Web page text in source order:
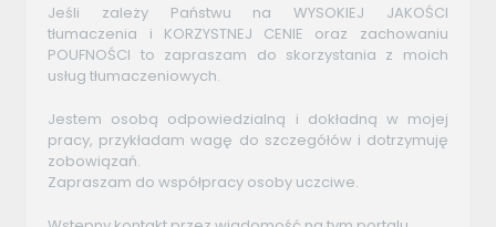
Jeśli zależy Państwu na WYSOKIEJ JAKOŚCI
tłumaczenia i KORZYSTNEJ CENIE oraz zachowaniu
POUFNOŚCI to zapraszam do skorzystania z moich
usług tłumaczeniowych.
Jestem osobą odpowiedzialną i dokładną w mojej
pracy, przykładam wagę do szczegółów i dotrzymuję
zobowiązań.
Zapraszam do współpracy osoby uczciwe.